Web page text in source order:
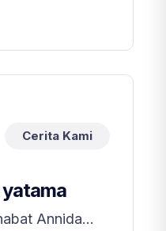
Cerita Kami
Annida…